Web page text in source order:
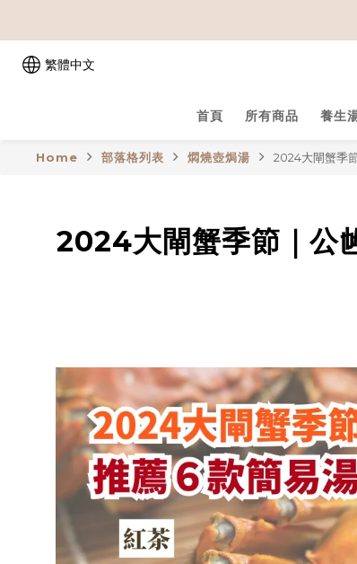
繁體中文
首頁 所有商品 養生
Home 部落格列表 燜燒壺焗湯 2024大閘蟹季
2024大閘蟹季節｜公